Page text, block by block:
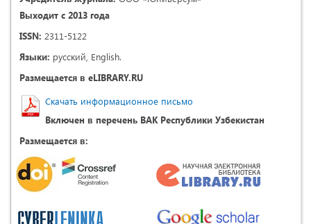
Выходит с 2013 года
ISSN: 2311-5122
Языки: русский, English.
Размещается в eLIBRARY.RU
Скачать информационное письмо
Включен в перечень ВАК Республики Узбекистан
Размещается в: